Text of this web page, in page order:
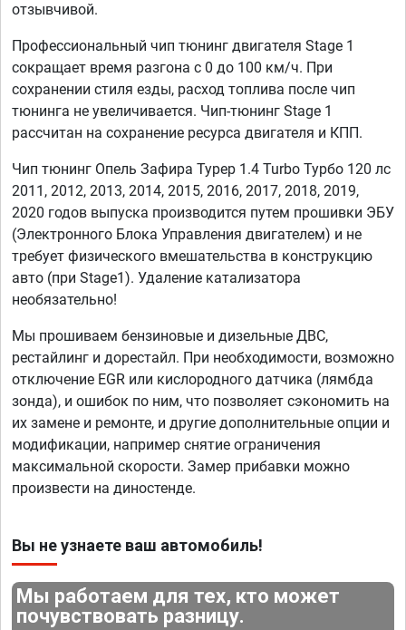
отзывчивой.
Профессиональный чип тюнинг двигателя Stage 1
сокращает время разгона с 0 до 100 км/ч. При
сохранении стиля езды, расход топлива после чип
тюнинга не увеличивается. Чип-тюнинг Stage 1
рассчитан на сохранение ресурса двигателя и КПП.
Чип тюнинг Опель Зафира Турер 1.4 Turbo Турбо 120 лс
2011, 2012, 2013, 2014, 2015, 2016, 2017, 2018, 2019,
2020 годов выпуска производится путем прошивки ЭБУ
(Электронного Блока Управления двигателем) и не
требует физического вмешательства в конструкцию
авто (при Stage1). Удаление катализатора
необязательно!
Мы прошиваем бензиновые и дизельные ДВС,
рестайлинг и дорестайл. При необходимости, возможно
отключение EGR или кислородного датчика (лямбда
зонда), и ошибок по ним, что позволяет сэкономить на
их замене и ремонте, и другие дополнительные опции и
модификации, например снятие ограничения
максимальной скорости. Замер прибавки можно
произвести на диностенде.
Вы не узнаете ваш автомобиль!
Мы работаем для тех, кто может
почувствовать разницу.